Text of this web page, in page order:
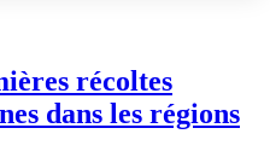
récoltes
dans les régions